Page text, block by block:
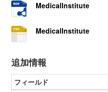
MedicalInstitute
MedicalInstitute
追加情報
フィールド